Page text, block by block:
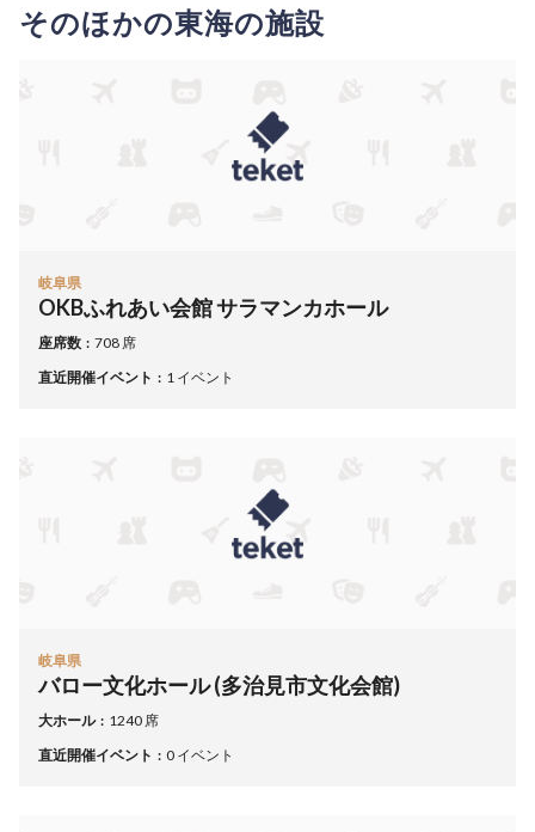
そのほかの東海の施設
岐阜県
OKBふれあい会館 サラマンカホール
座席数
708 席
直近開催イベント
1 イベント
岐阜県
バロー文化ホール (多治見市文化会館)
大ホール
1240 席
直近開催イベント
0 イベント